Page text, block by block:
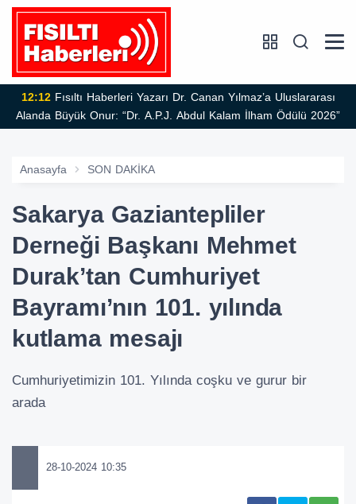
12:12
Alanda Büyük Onur: “Dr. A.P.J. Abdul Kalam İlham Ödülü 2026”
Anasayfa SON DAKİKA
Sakarya Gaziantepliler
Derneği Başkanı Mehmet
Durak’tan Cumhuriyet
Bayramı’nın 101. yılında
kutlama mesajı
Cumhuriyetimizin 101. Yılında coşku ve gurur bir
arada
28-10-2024 10:35